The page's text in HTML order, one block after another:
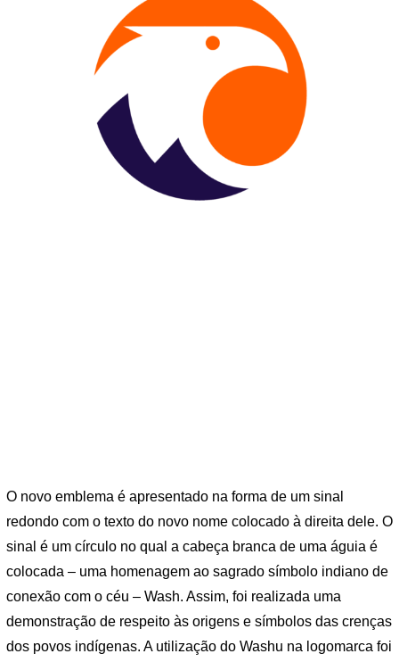
O novo emblema é apresentado na forma de um sinal
redondo com o texto do novo nome colocado à direita dele. O
sinal é um círculo no qual a cabeça branca de uma águia é
colocada – uma homenagem ao sagrado símbolo indiano de
conexão com o céu – Wash. Assim, foi realizada uma
demonstração de respeito às origens e símbolos das crenças
dos povos indígenas. A utilização do Washu na logomarca foi